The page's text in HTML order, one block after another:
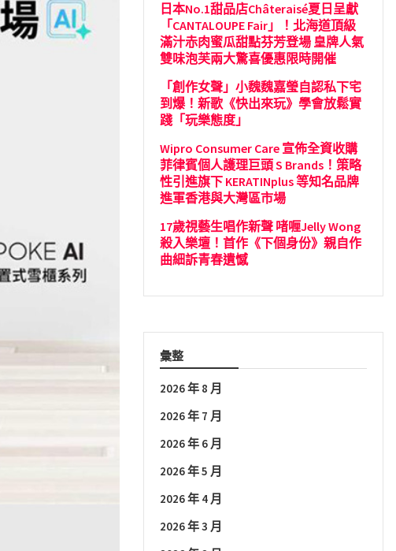
日本No.1甜品店Châteraisé夏日呈獻
「CANTALOUPE Fair」！北海道頂級
滿汁赤肉蜜瓜甜點芬芳登場 皇牌人氣
雙味泡芙兩大驚喜優惠限時開催
「創作女聲」小魏魏嘉瑩自認私下宅
到爆！新歌《快出來玩》學會放鬆實
踐「玩樂態度」
Wipro Consumer Care 宣佈全資收購
菲律賓個人護理巨頭 S Brands！策略
性引進旗下 KERATINplus 等知名品牌
進軍香港與大灣區市場
17歲視藝生唱作新聲 啫喱Jelly Wong
殺入樂壇！首作《下個身份》親自作
曲細訴青春遺憾
彙整
2026 年 8 月
2026 年 7 月
2026 年 6 月
2026 年 5 月
2026 年 4 月
2026 年 3 月